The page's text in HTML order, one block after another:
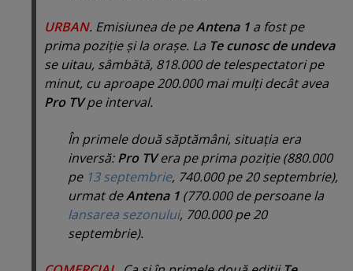
URBAN. Emisiunea de peAntena 1 a fost pe
prima poziţie şi la oraşe. La Te cunosc de undeva
se uitau, sâmbătă, 818.000 de telespectatori pe
minut, cu aproape 200.000 mai mulţi decât avea
Pro TVpe interval.
În primele două săptămâni, situaţia era
inversă:Pro TVera pe prima poziţie (880.000
pe 13 septembrie, 740.000 pe 20 septembrie),
urmat deAntena 1 (770.000 de persoane la
lansarea sezonului, 700.000 pe 20
septembrie).